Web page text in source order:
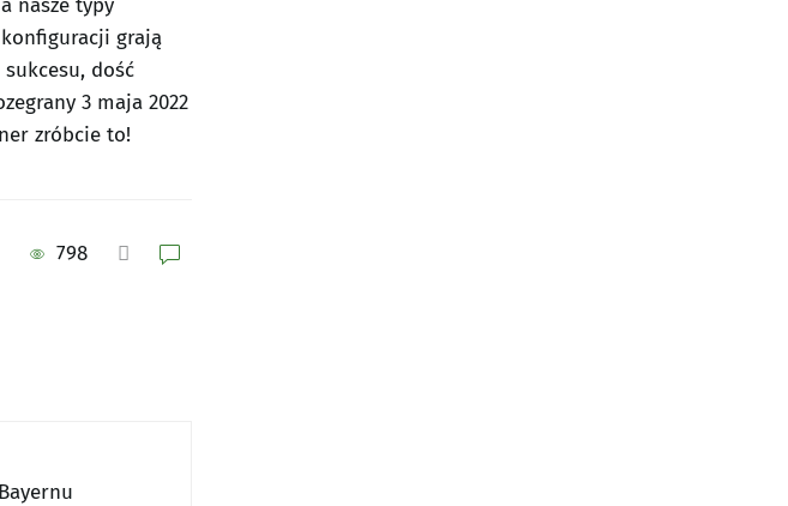
nasze typy
grają
dość
3 maja 2022
zróbcie to!
798